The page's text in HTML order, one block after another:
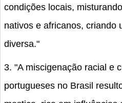
condições locais,
nativos e africanos, criando
diversa."
3. "A miscigenação racial e
portugueses no Brasil